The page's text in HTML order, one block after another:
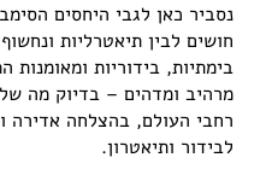
נסביר כאן לגבי היחסים
חושים לבין תיאטרליות
בימתיות, בידוריות
מרהיב ומדהים – בדיוק מה
רחבי העולם, בהצלחה אדירה
לבידור ותיאטרון.